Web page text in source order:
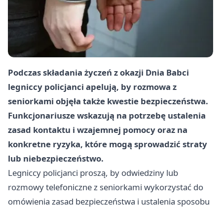
Podczas składania życzeń z okazji Dnia Babci
legniccy policjanci apelują, by rozmowa z
seniorkami objęła także kwestie bezpieczeństwa.
Funkcjonariusze wskazują na potrzebę ustalenia
zasad kontaktu i wzajemnej pomocy oraz na
konkretne ryzyka, które mogą sprowadzić straty
lub niebezpieczeństwo.
Legniccy policjanci proszą, by odwiedziny lub
rozmowy telefoniczne z seniorkami wykorzystać do
omówienia zasad bezpieczeństwa i ustalenia sposobu